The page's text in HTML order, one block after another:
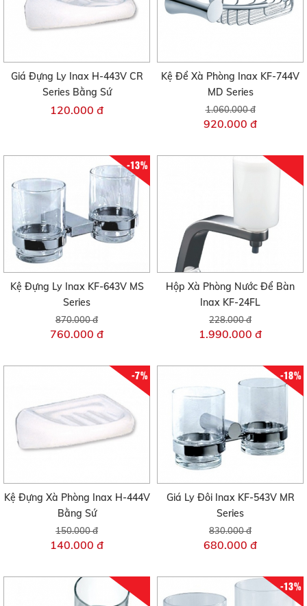
Giá Đựng Ly Inax H-443V CR
Series Bằng Sứ
120.000 đ
Kệ Để Xà Phòng Inax KF-744V
MD Series
1.060.000 đ
920.000 đ
-13%
Kệ Đựng Ly Inax KF-643V MS
Series
870.000 đ
760.000 đ
Hộp Xà Phòng Nước Để Bàn
Inax KF-24FL
228.000 đ
1.990.000 đ
-7%
Kệ Đựng Xà Phòng Inax H-444V
Bằng Sứ
150.000 đ
140.000 đ
-18%
Giá Ly Đôi Inax KF-543V MR
Series
830.000 đ
680.000 đ
-13%